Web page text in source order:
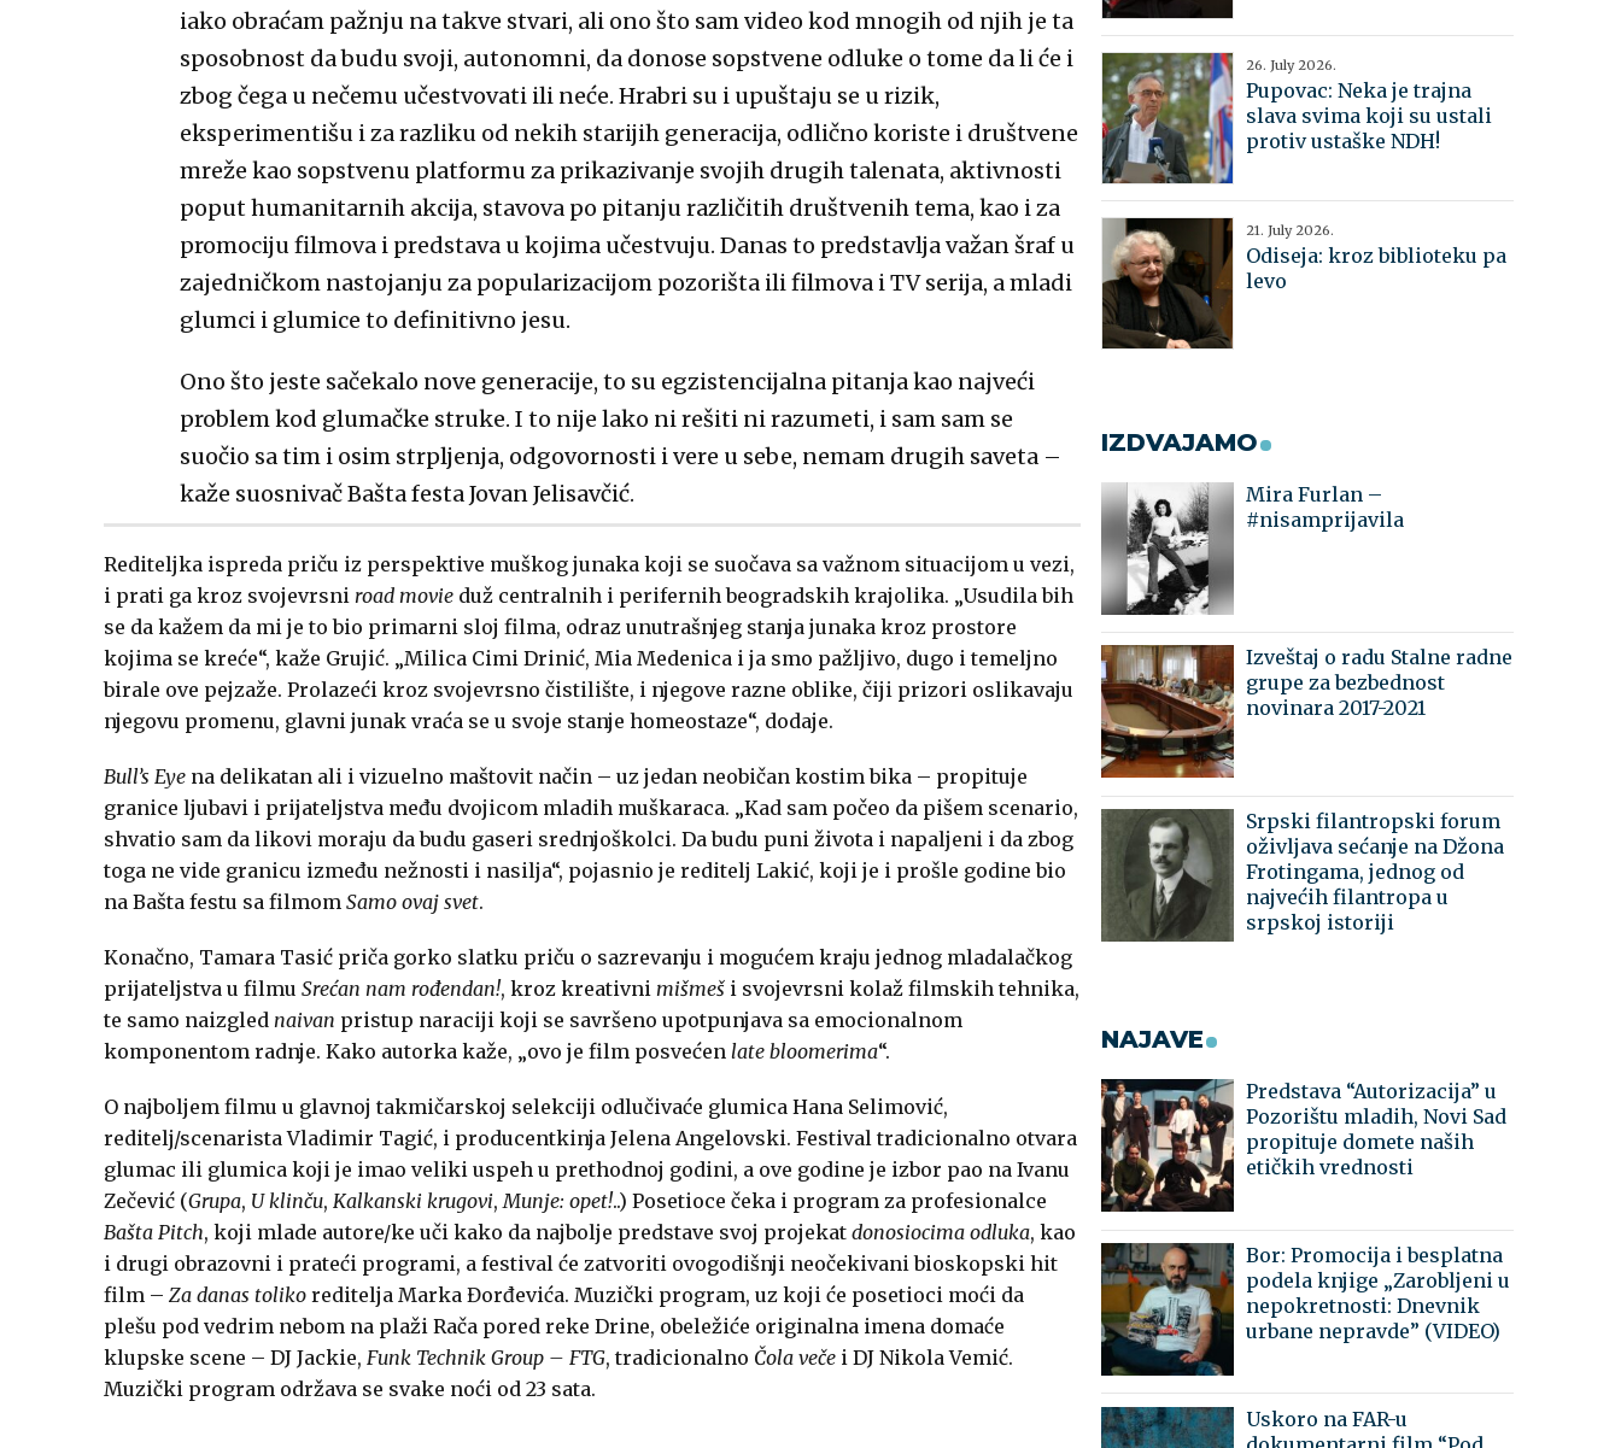
iako obraćam pažnju na takve stvari, ali ono što sam video kod mnogih od njih je ta
sposobnost da budu svoji, autonomni, da donose sopstvene odluke o tome da li će i
zbog čega u nečemu učestvovati ili neće. Hrabri su i upuštaju se u rizik,
eksperimentišu i za razliku od nekih starijih generacija, odlično koriste i društvene
mreže kao sopstvenu platformu za prikazivanje svojih drugih talenata, aktivnosti
poput humanitarnih akcija, stavova po pitanju različitih društvenih tema, kao i za
promociju filmova i predstava u kojima učestvuju. Danas to predstavlja važan šraf u
zajedničkom nastojanju za popularizacijom pozorišta ili filmova i TV serija, a mladi
glumci i glumice to definitivno jesu.
Ono što jeste sačekalo nove generacije, to su egzistencijalna pitanja kao najveći
problem kod glumačke struke. I to nije lako ni rešiti ni razumeti, i sam sam se
suočio sa tim i osim strpljenja, odgovornosti i vere u sebe, nemam drugih saveta –
kaže suosnivač Bašta festa Jovan Jelisavčić.
Rediteljka ispreda priču iz perspektive muškog junaka koji se suočava sa važnom situacijom u vezi,
i prati ga kroz svojevrsni road movie duž centralnih i perifernih beogradskih krajolika. „Usudila bih
se da kažem da mi je to bio primarni sloj filma, odraz unutrašnjeg stanja junaka kroz prostore
kojima se kreće“, kaže Grujić. „Milica Cimi Drinić, Mia Medenica i ja smo pažljivo, dugo i temeljno
birale ove pejzaže. Prolazeći kroz svojevrsno čistilište, i njegove razne oblike, čiji prizori oslikavaju
njegovu promenu, glavni junak vraća se u svoje stanje homeostaze“, dodaje.
Bull’s Eye na delikatan ali i vizuelno maštovit način – uz jedan neobičan kostim bika – propituje
granice ljubavi i prijateljstva među dvojicom mladih muškaraca. „Kad sam počeo da pišem scenario,
shvatio sam da likovi moraju da budu gaseri srednjoškolci. Da budu puni života i napaljeni i da zbog
toga ne vide granicu između nežnosti i nasilja“, pojasnio je reditelj Lakić, koji je i prošle godine bio
na Bašta festu sa filmom Samo ovaj svet.
Konačno, Tamara Tasić priča gorko slatku priču o sazrevanju i mogućem kraju jednog mladalačkog
prijateljstva u filmu Srećan nam rođendan!, kroz kreativni mišmeš i svojevrsni kolaž filmskih tehnika,
te samo naizgled naivan pristup naraciji koji se savršeno upotpunjava sa emocionalnom
komponentom radnje. Kako autorka kaže, „ovo je film posvećen late bloomerima“.
O najboljem filmu u glavnoj takmičarskoj selekciji odlučivaće glumica Hana Selimović,
reditelj/scenarista Vladimir Tagić, i producentkinja Jelena Angelovski. Festival tradicionalno otvara
glumac ili glumica koji je imao veliki uspeh u prethodnoj godini, a ove godine je izbor pao na Ivanu
Zečević (Grupa, U klinču, Kalkanski krugovi, Munje: opet!..) Posetioce čeka i program za profesionalce
Bašta Pitch, koji mlade autore/ke uči kako da najbolje predstave svoj projekat donosiocima odluka, kao
i drugi obrazovni i prateći programi, a festival će zatvoriti ovogodišnji neočekivani bioskopski hit
film – Za danas toliko reditelja Marka Đorđevića. Muzički program, uz koji će posetioci moći da
plešu pod vedrim nebom na plaži Rača pored reke Drine, obeležiće originalna imena domaće
klupske scene – DJ Jackie, Funk Technik Group – FTG, tradicionalno Čola veče i DJ Nikola Vemić.
Muzički program održava se svake noći od 23 sata.
26. July 2026.
Pupovac: Neka je trajna
slava svima koji su ustali
protiv ustaške NDH!
21. July 2026.
Odiseja: kroz biblioteku pa
levo
IZDVAJAMO
Mira Furlan –
#nisamprijavila
Izveštaj o radu Stalne radne
grupe za bezbednost
novinara 2017-2021
Srpski filantropski forum
oživljava sećanje na Džona
Frotingama, jednog od
najvećih filantropa u
srpskoj istoriji
NAJAVE
Predstava “Autorizacija” u
Pozorištu mladih, Novi Sad
propituje domete naših
etičkih vrednosti
Bor: Promocija i besplatna
podela knjige „Zarobljeni u
nepokretnosti: Dnevnik
urbane nepravde” (VIDEO)
Uskoro na FAR-u